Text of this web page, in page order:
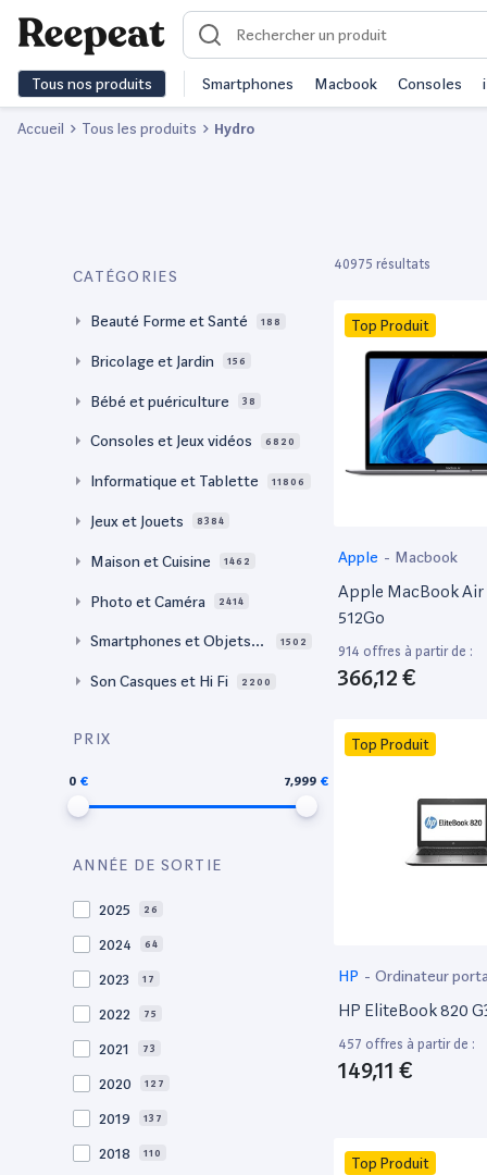
Tous nos produits Smartphones Macbook Consoles
Accueil Tous les produits Hydro
CATÉGORIES
Beauté Forme et Santé 188
Bricolage et Jardin 156
Bébé et puériculture 38
Consoles et Jeux vidéos 6820
Informatique et Tablette 11806
Jeux et Jouets 8384
Maison et Cuisine 1462
Photo et Caméra 2414
Smartphones et Objets c
1502
Son Casques et Hi Fi 2200
PRIX
0 7,999
ANNÉE DE SORTIE
2025 26
2024 64
2023 17
2022 75
2021 73
2020 127
2019 137
2018 110
40975 résultats
Top Produit
Apple - Macbook
Apple MacBook Air
512Go
914 offres à partir de :
366,12 €
Top Produit
HP - Ordinateur
HP EliteBook 820
457 offres à partir de :
149,11 €
Top Produit